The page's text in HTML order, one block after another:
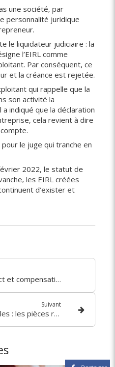
une société, par
personnalité juridique
le liquidateur judiciaire : la
l’EIRL comme
Par conséquent, ce
et la créance est rejetée.
qui rappelle que la
son activité la
a indiqué que la déclaration
cela revient à dire
le juge qui tranche en
2022, le statut de
les EIRL créées
d’exister et
Période suspect et compensation des créances : possible ?
Suivant
Réparations de véhicules : les pièces reconditionnées pour tout le monde ?